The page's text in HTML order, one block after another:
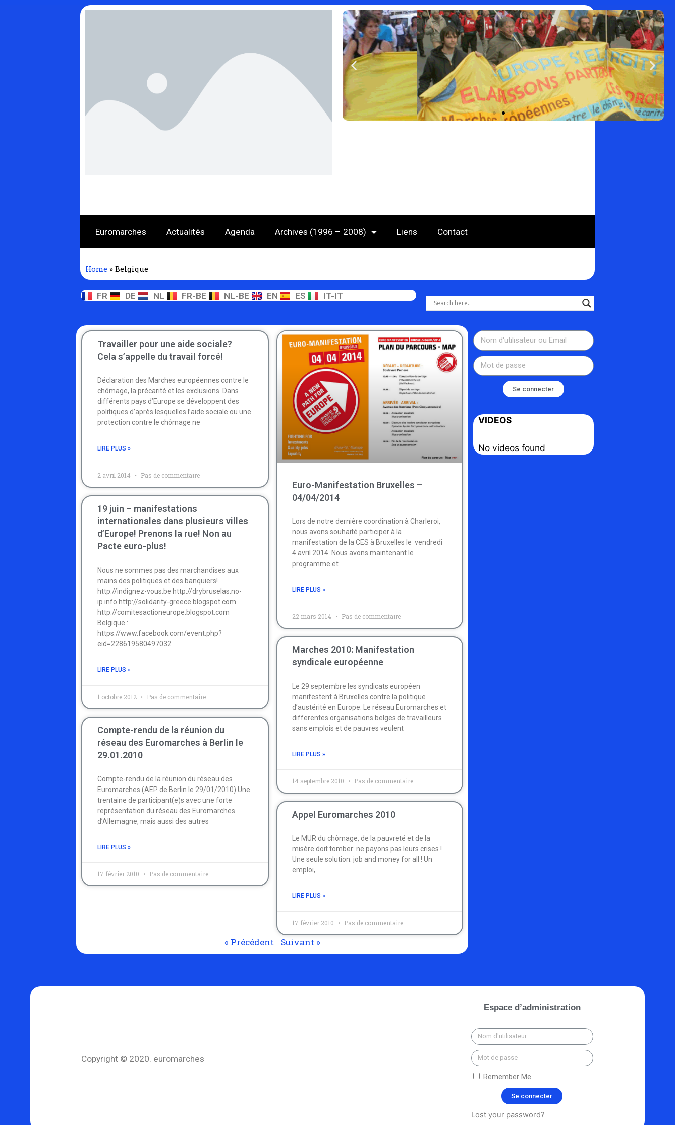
Euromarches Actualités Agenda Archives (1996 – 2008) Liens Contact
Home » Belgique
FR DE NL FR-BE NL-BE EN ES IT-IT
Travailler pour une aide sociale?
Cela s’appelle du travail forcé!
Déclaration des Marches européennes contre le
chômage, la précarité et les exclusions. Dans
différents pays d’Europe se développent des
politiques d’après lesquelles l’aide sociale ou une
protection contre le chômage ne
LIRE PLUS »
2 avril 2014 Pas de commentaire
Euro-Manifestation Bruxelles –
04/04/2014
Lors de notre dernière coordination à Charleroi,
nous avons souhaité participer à la
manifestation de la CES à Bruxelles le vendredi
4 avril 2014. Nous avons maintenant le
programme et
LIRE PLUS »
22 mars 2014 Pas de commentaire
19 juin – manifestations
internationales dans plusieurs villes
d’Europe! Prenons la rue! Non au
Pacte euro-plus!
Nous ne sommes pas des marchandises aux
mains des politiques et des banquiers!
http://indignez-vous.be http://drybruselas.no-
ip.info http://solidarity-greece.blogspot.com
http://comitesactioneurope.blogspot.com
Belgique :
https://www.facebook.com/event.php?
eid=228619580497032
LIRE PLUS »
1 octobre 2012 Pas de commentaire
Marches 2010: Manifestation
syndicale européenne
Le 29 septembre les syndicats européen
manifestent à Bruxelles contre la politique
d’austérité en Europe. Le réseau Euromarches et
differentes organisations belges de travailleurs
sans emplois et de pauvres veulent
LIRE PLUS »
14 septembre 2010 Pas de commentaire
Compte-rendu de la réunion du
réseau des Euromarches à Berlin le
29.01.2010
Compte-rendu de la réunion du réseau des
Euromarches (AEP de Berlin le 29/01/2010) Une
trentaine de participant(e)s avec une forte
représentation du réseau des Euromarches
d’Allemagne, mais aussi des autres
LIRE PLUS »
17 février 2010 Pas de commentaire
Appel Euromarches 2010
Le MUR du chômage, de la pauvreté et de la
misère doit tomber: ne payons pas leurs crises !
Une seule solution: job and money for all ! Un
emploi,
LIRE PLUS »
17 février 2010 Pas de commentaire
« Précédent Suivant »
Se connecter
VIDEOS
No videos found
Copyright © 2020. euromarches
Espace d’administration
Remember Me
Se connecter
Lost your password?